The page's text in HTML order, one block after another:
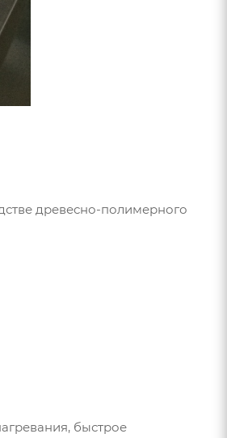
древесно-полимерного
быстрое